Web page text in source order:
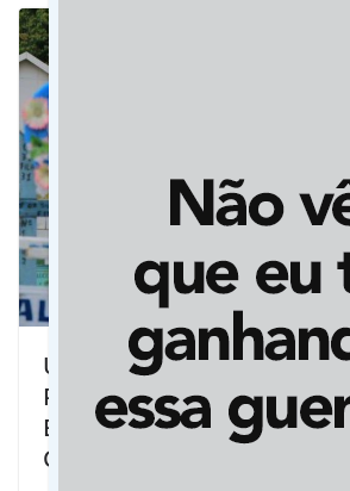
UMA MORTE A CADA MEIA
PERDE 45 VIDAS EM 24
ESTADO CONTA MAIS DE
CASOS DE COVID 19